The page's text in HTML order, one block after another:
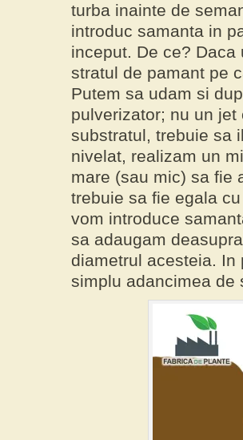
turba inainte de
introduc samanta in
inceput. De ce?
stratul de pamant pe
Putem sa udam si
pulverizator; nu un
substratul, trebuie sa
nivelat, realizam un
mare (sau mic) sa fie
trebuie sa fie egala
vom introduce
sa adaugam
diametrul acesteia.
simplu adancimea de